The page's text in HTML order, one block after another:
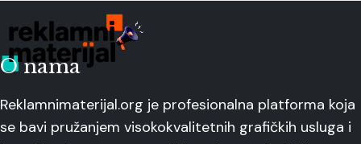
O nama
Reklamnimaterijal.org je profesionalna platforma koja
se bavi pružanjem visokokvalitetnih grafičkih usluga i